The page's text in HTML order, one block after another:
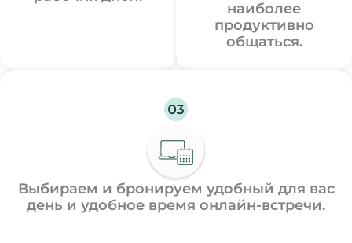
наиболее
продуктивно
общаться.
Выбираем и бронируем удобный для вас
день и удобное время онлайн-встречи.